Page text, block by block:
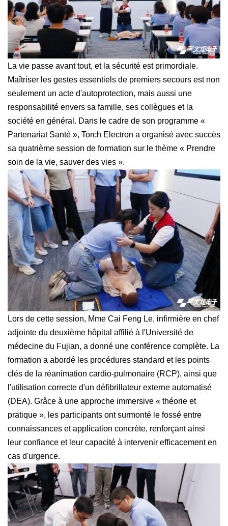
La vie passe avant tout, et la sécurité est primordiale.
Maîtriser les gestes essentiels de premiers secours est non
seulement un acte d'autoprotection, mais aussi une
responsabilité envers sa famille, ses collègues et la
société en général. Dans le cadre de son programme «
Partenariat Santé », Torch Electron a organisé avec succès
sa quatrième session de formation sur le thème « Prendre
soin de la vie, sauver des vies ».
Lors de cette session, Mme Cai Feng Le, infirmière en chef
adjointe du deuxième hôpital affilié à l'Université de
médecine du Fujian, a donné une conférence complète. La
formation a abordé les procédures standard et les points
clés de la réanimation cardio-pulmonaire (RCP), ainsi que
l'utilisation correcte d'un défibrillateur externe automatisé
(DEA). Grâce à une approche immersive « théorie et
pratique », les participants ont surmonté le fossé entre
connaissances et application concrète, renforçant ainsi
leur confiance et leur capacité à intervenir efficacement en
cas d'urgence.